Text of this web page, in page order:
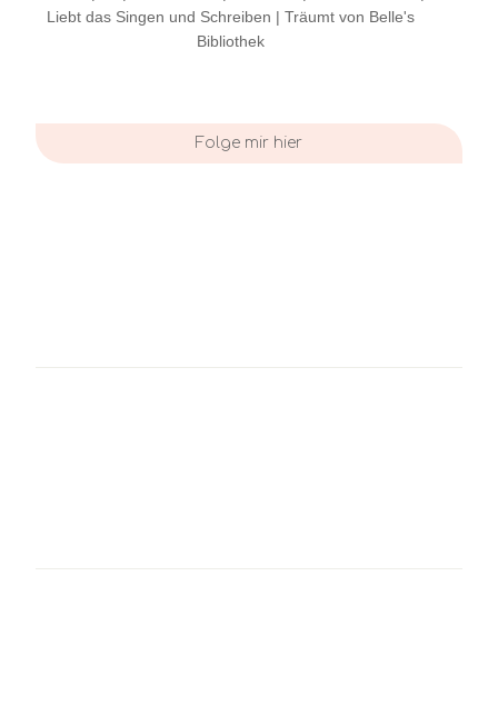
Liebt das Singen und Schreiben | Träumt von Belle's
Bibliothek
Folge mir hier